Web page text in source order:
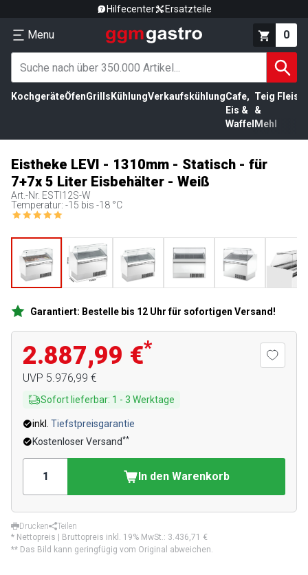
Hilfecenter Ersatzteile
Menu 0
KochgeräteÖfenGrills KühlungVerkaufskühlungCafe,
Eis &
Waffel
Teig
&
Mehl
Eistheke LEVI - 1310mm - Statisch - für
7+7x 5 Liter Eisbehälter - Weiß
Art.-Nr. ESTI12S-W
Temperatur: -15 bis -18 °C
Garantiert: Bestelle bis 12 Uhr für sofortigen Versand!
2.887,99 €*
UVP 5.976,99 €
Sofort lieferbar: 1 - 3 Werktage
inkl. Tiefstpreisgarantie
Kostenloser Versand**
In den Warenkorb
Drucken
Teilen
* Nettopreis | Bruttopreis inkl. 19% MwSt.: 3.436,71 €
** Das Bild kann geringfügig vom Original abweichen.